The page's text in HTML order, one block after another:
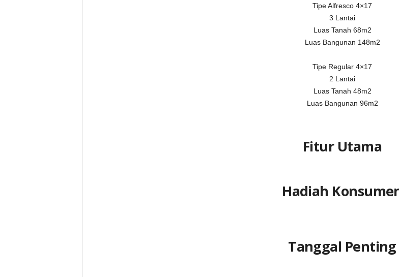
Tipe Alfresco 4×17
3 Lantai
Luas Tanah 68m2
Luas Bangunan 148m2
Tipe Regular 4×17
2 Lantai
Luas Tanah 48m2
Luas Bangunan 96m2
Fitur Utama
Hadiah
Tanggal Penting